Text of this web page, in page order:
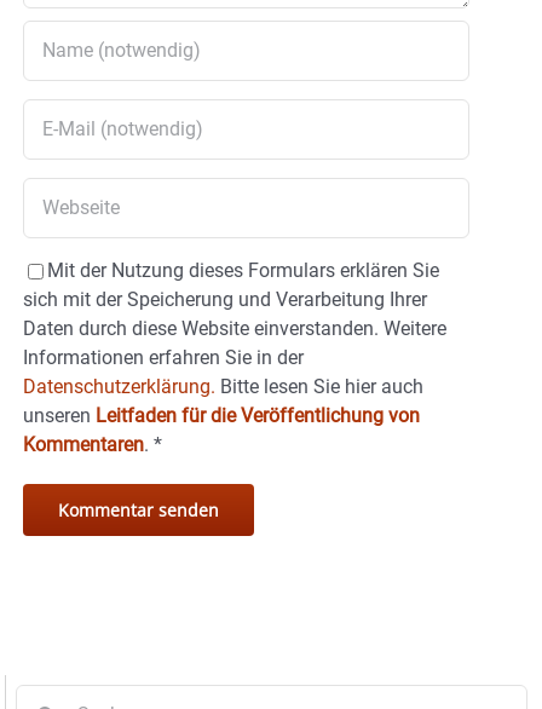
Mit der Nutzung dieses Formulars erklären Sie
sich mit der Speicherung und Verarbeitung Ihrer
Daten durch diese Website einverstanden. Weitere
Informationen erfahren Sie in der
Datenschutzerklärung. Bitte lesen Sie hier auch
unseren Leitfaden für die Veröffentlichung von
Kommentaren. *